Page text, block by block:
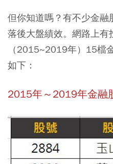
但你知道嗎？ 有不少金融
落後大盤績效。 網路上有
（2015~2019年）15檔
如下：
2015年～2019年金融